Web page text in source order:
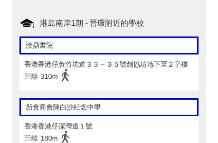
港島南岸1期 - 晉環附近的學校
漢鼎書院
香港香港仔黃竹坑道３３－３５號創協坊地下至２字樓
距離 310m
新會商會陳白沙紀念中學
香港香港仔深灣道１號
距離 180m